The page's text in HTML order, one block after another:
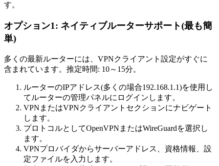
す。
オプション1: ネイティブルーターサポート(最も簡
単)
多くの最新ルーターには、VPNクライアント設定がすぐに
含まれています。推定時間: 10～15分。
ルーターのIPアドレス(多くの場合192.168.1.1)を使用し
てルーターの管理パネルにログインします。
VPNまたはVPNクライアントセクションにナビゲート
します。
プロトコルとしてOpenVPNまたはWireGuardを選択し
ます。
VPNプロバイダからサーバーアドレス、資格情報、設
定ファイルを入力します。